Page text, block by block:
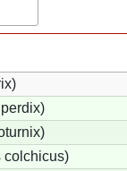
colchicus)